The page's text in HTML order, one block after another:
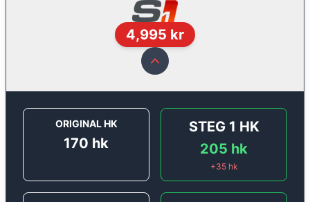
4,995 kr
ORIGINAL HK
170 hk
STEG 1 HK
205 hk
+35hk